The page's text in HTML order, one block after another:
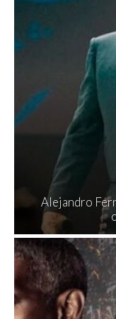
Alejandro